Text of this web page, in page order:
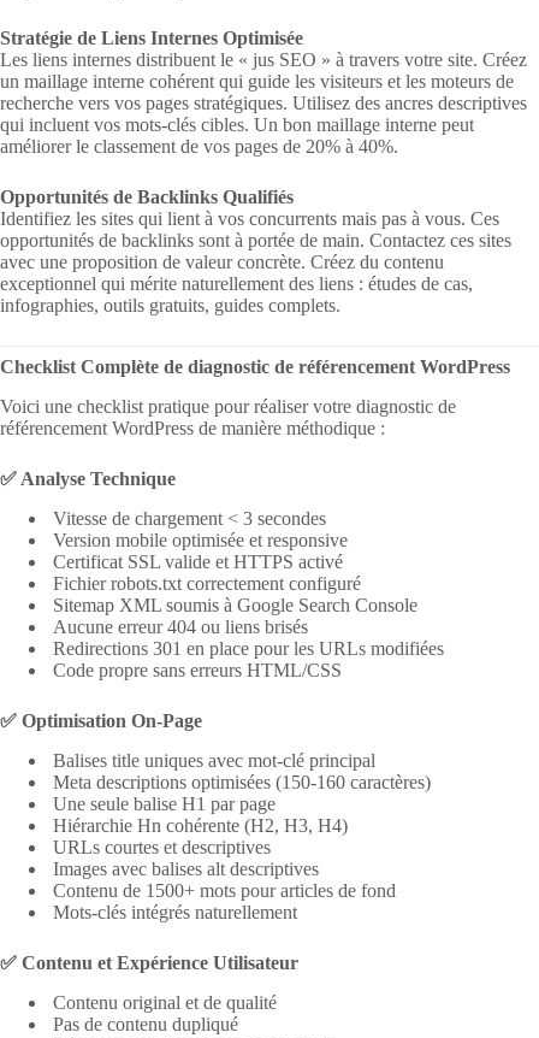
Stratégie de Liens Internes Optimisée
Les liens internes distribuent le « jus SEO » à travers votre site. Créez
un maillage interne cohérent qui guide les visiteurs et les moteurs de
recherche vers vos pages stratégiques. Utilisez des ancres descriptives
qui incluent vos mots-clés cibles. Un bon maillage interne peut
améliorer le classement de vos pages de 20% à 40%.
Opportunités de Backlinks Qualifiés
Identifiez les sites qui lient à vos concurrents mais pas à vous. Ces
opportunités de backlinks sont à portée de main. Contactez ces sites
avec une proposition de valeur concrète. Créez du contenu
exceptionnel qui mérite naturellement des liens : études de cas,
infographies, outils gratuits, guides complets.
Checklist Complète de diagnostic de référencement WordPress
Voici une checklist pratique pour réaliser votre diagnostic de
référencement WordPress de manière méthodique :
✅ Analyse Technique
Vitesse de chargement < 3 secondes
Version mobile optimisée et responsive
Certificat SSL valide et HTTPS activé
Fichier robots.txt correctement configuré
Sitemap XML soumis à Google Search Console
Aucune erreur 404 ou liens brisés
Redirections 301 en place pour les URLs modifiées
Code propre sans erreurs HTML/CSS
✅ Optimisation On-Page
Balises title uniques avec mot-clé principal
Meta descriptions optimisées (150-160 caractères)
Une seule balise H1 par page
Hiérarchie Hn cohérente (H2, H3, H4)
URLs courtes et descriptives
Images avec balises alt descriptives
Contenu de 1500+ mots pour articles de fond
Mots-clés intégrés naturellement
✅ Contenu et Expérience Utilisateur
Contenu original et de qualité
Pas de contenu dupliqué